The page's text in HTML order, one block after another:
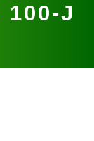
択ガイド
100-J